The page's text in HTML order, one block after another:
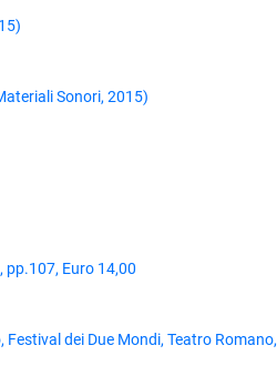
Sonori, 2015)
pp.107, Euro 14,00
dei Due Mondi, Teatro Romano,